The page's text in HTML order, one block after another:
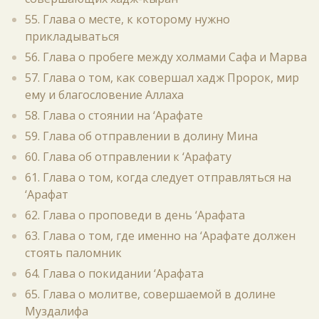
55. Глава о месте, к которому нужно
прикладываться
56. Глава о пробеге между холмами Сафа и Марва
57. Глава о том, как совершал хадж Пророк, мир
ему и благословение Аллаха
58. Глава о стоянии на ‘Арафате
59. Глава об отправлении в долину Мина
60. Глава об отправлении к ‘Арафату
61. Глава о том, когда следует отправляться на
‘Арафат
62. Глава о проповеди в день ‘Арафата
63. Глава о том, где именно на ‘Арафате должен
стоять паломник
64. Глава о покидании ‘Арафата
65. Глава о молитве, совершаемой в долине
Муздалифа